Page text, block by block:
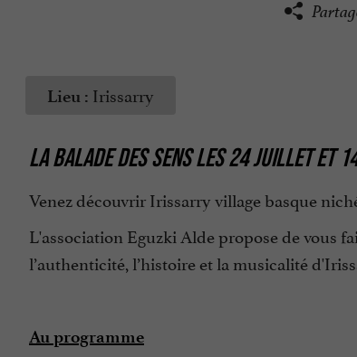
Lieu : Irissarry
LA BALADE DES SENS LES 24 JUILLET ET
Venez découvrir Irissarry village basque
L'association Eguzki Alde propose de vous
l’authenticité, l’histoire et la musicalité
Au programme